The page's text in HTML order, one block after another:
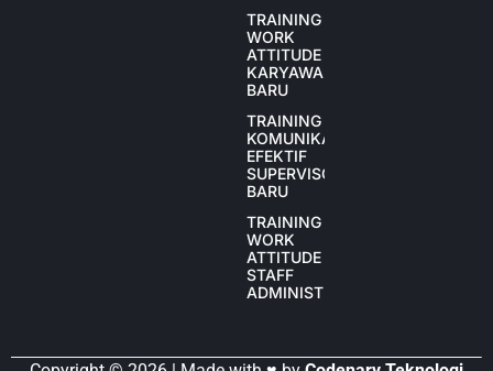
TRAINING
WORK
ATTITUDE
KARYAWAN
BARU
TRAINING
KOMUNIKASI
EFEKTIF
SUPERVISOR
BARU
TRAINING
WORK
ATTITUDE
STAFF
ADMINISTRASI